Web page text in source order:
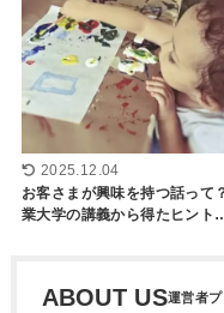
2025.12.04
お客さまが興味を持つ話って
業大学の講義から得たヒント
ABOUT US